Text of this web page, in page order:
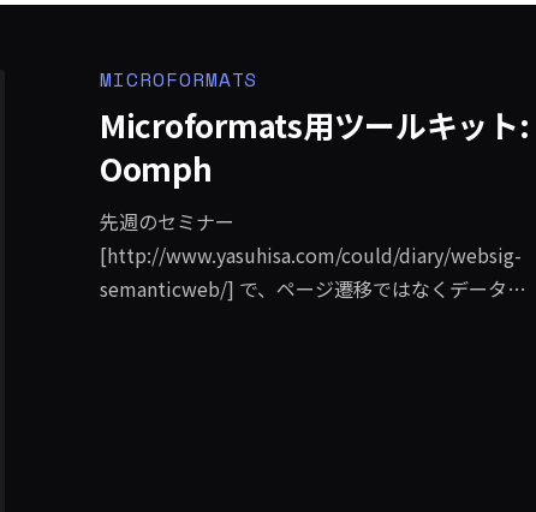
MICROFORMATS
Microformats用ツールキット:
Oomph
先週のセミナー
[http://www.yasuhisa.com/could/diary/websig-
semanticweb/] で、ページ遷移ではなくデータが